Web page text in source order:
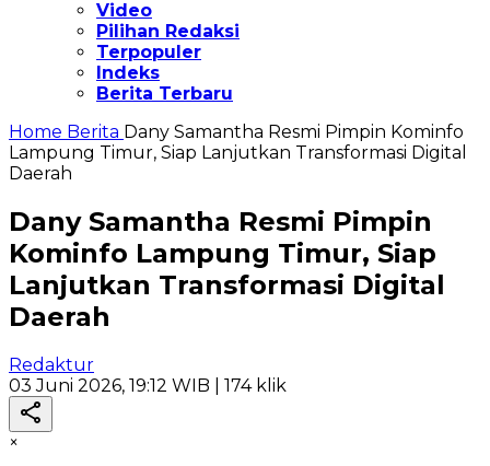
Video
Pilihan Redaksi
Terpopuler
Indeks
Berita Terbaru
Home Berita Dany Samantha Resmi Pimpin Kominfo
Lampung Timur, Siap Lanjutkan Transformasi Digital
Daerah
Dany Samantha Resmi Pimpin
Kominfo Lampung Timur, Siap
Lanjutkan Transformasi Digital
Daerah
Redaktur
03 Juni 2026, 19:12 WIB | 174 klik
×